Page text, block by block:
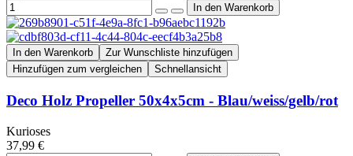
In den Warenkorb
Zur Wunschliste hinzufügen
Hinzufügen zum vergleichen
Schnellansicht
Deco Holz Propeller 50x4x5cm - Blau/weiss/gelb/rot
Kurioses
37,99 €